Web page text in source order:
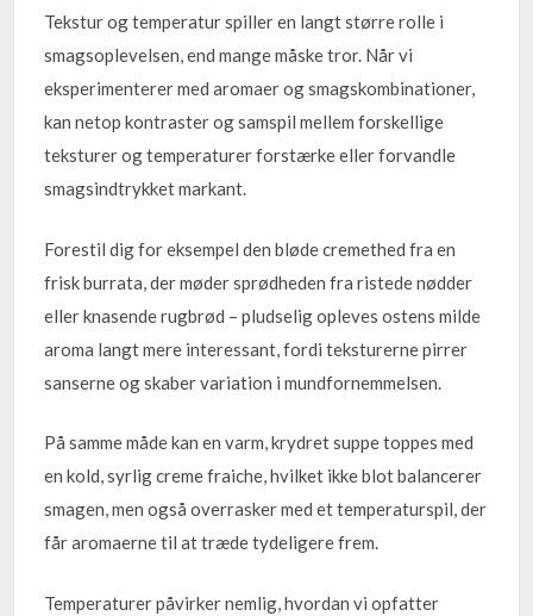
Tekstur og temperatur spiller en langt større rolle i
smagsoplevelsen, end mange måske tror. Når vi
eksperimenterer med aromaer og smagskombinationer,
kan netop kontraster og samspil mellem forskellige
teksturer og temperaturer forstærke eller forvandle
smagsindtrykket markant.
Forestil dig for eksempel den bløde cremethed fra en
frisk burrata, der møder sprødheden fra ristede nødder
eller knasende rugbrød – pludselig opleves ostens milde
aroma langt mere interessant, fordi teksturerne pirrer
sanserne og skaber variation i mundfornemmelsen.
På samme måde kan en varm, krydret suppe toppes med
en kold, syrlig creme fraiche, hvilket ikke blot balancerer
smagen, men også overrasker med et temperaturspil, der
får aromaerne til at træde tydeligere frem.
Temperaturer påvirker nemlig, hvordan vi opfatter